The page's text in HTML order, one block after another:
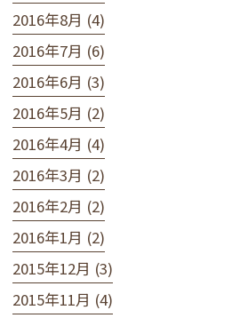
2016年8月 (4)
2016年7月 (6)
2016年6月 (3)
2016年5月 (2)
2016年4月 (4)
2016年3月 (2)
2016年2月 (2)
2016年1月 (2)
2015年12月 (3)
2015年11月 (4)